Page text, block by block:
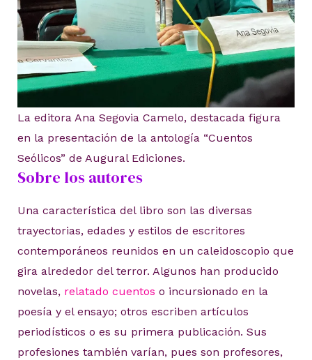
La editora Ana Segovia Camelo, destacada figura
en la presentación de la antología “Cuentos
Seólicos” de Augural Ediciones.
Sobre los autores
Una característica del libro son las diversas
trayectorias, edades y estilos de escritores
contemporáneos reunidos en un caleidoscopio que
gira alrededor del terror. Algunos han producido
novelas, relatado cuentos o incursionado en la
poesía y el ensayo; otros escriben artículos
periodísticos o es su primera publicación. Sus
profesiones también varían, pues son profesores,